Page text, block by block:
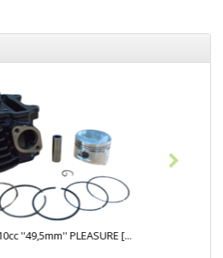
Set 110cc ''13 Perno'' [ 49mm, ...